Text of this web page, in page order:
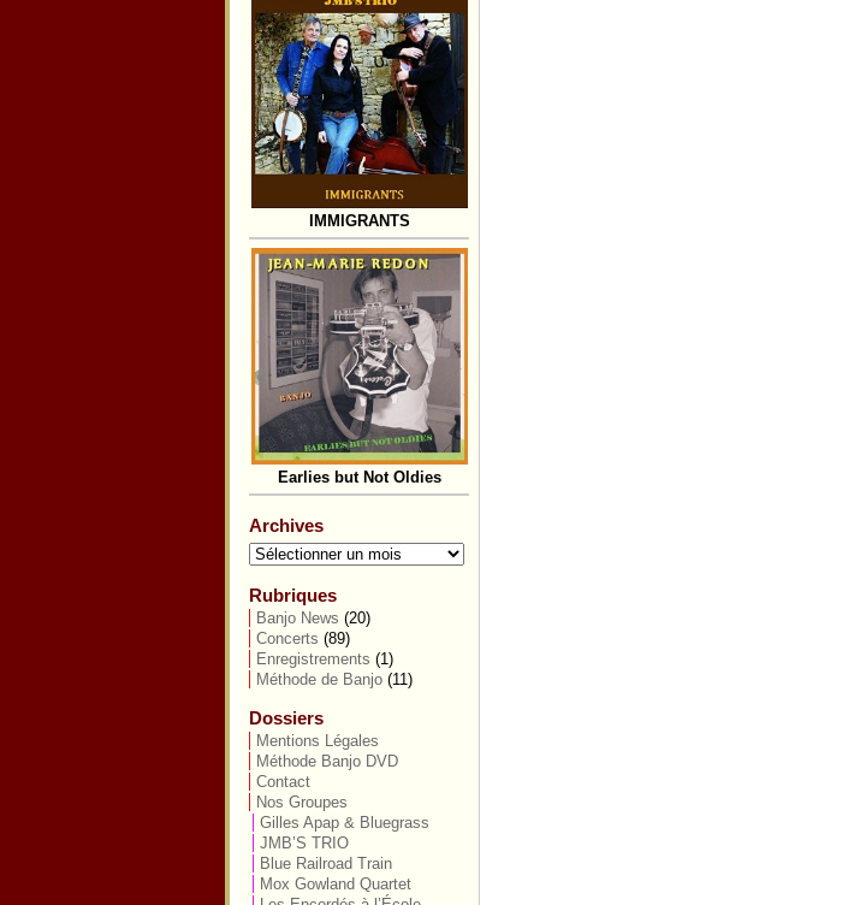
IMMIGRANTS
Earlies but Not Oldies
Archives
Archives
Rubriques
Banjo News (20)
Concerts (89)
Enregistrements (1)
Méthode de Banjo (11)
Dossiers
Mentions Légales
Méthode Banjo DVD
Contact
Nos Groupes
Gilles Apap & Bluegrass
JMB’S TRIO
Blue Railroad Train
Mox Gowland Quartet